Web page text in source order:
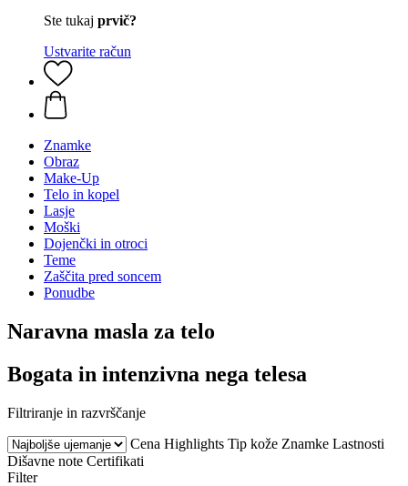
Ste tukaj prvič?
Ustvarite račun
Znamke
Obraz
Make-Up
Telo in kopel
Lasje
Moški
Dojenčki in otroci
Teme
Zaščita pred soncem
Ponudbe
Naravna masla za telo
Bogata in intenzivna nega telesa
Filtriranje in razvrščanje
Cena Highlights Tip kože Znamke Lastnosti
Dišavne note Certifikati
Filter